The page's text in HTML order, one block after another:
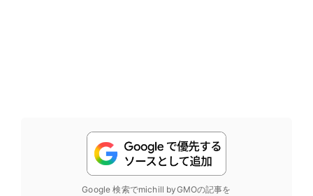
Google 検索でmichill byGMOの記事を